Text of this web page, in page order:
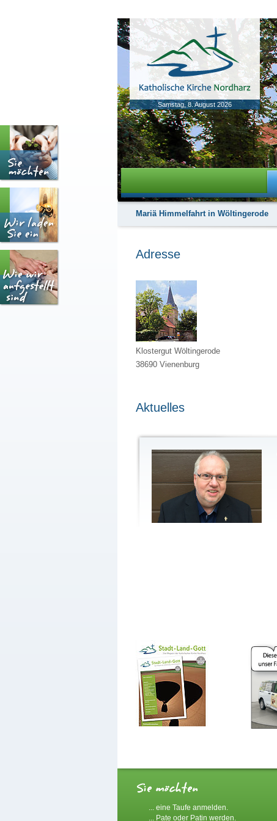
Samstag, 8. August 2026
Mariä Himmelfahrt in Wöltingerode
Adresse
Klostergut Wöltingerode
38690 Vienenburg
Aktuelles
... eine Taufe anmelden.
... Pate oder Patin werden.